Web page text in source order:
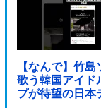
【なんで】竹島
歌う韓国アイド
プが待望の日本